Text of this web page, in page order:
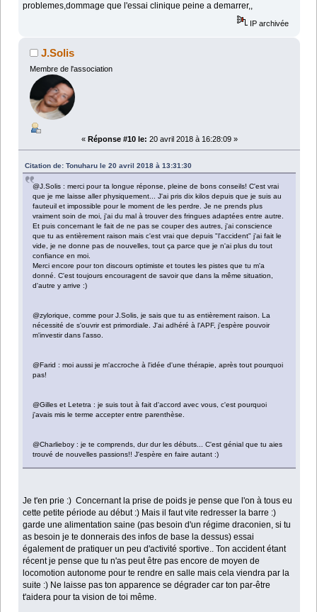
problemes,dommage que l'essai clinique peine a demarrer,,
IP archivée
J.Solis
Membre de l'association
« Réponse #10 le: 20 avril 2018 à 16:28:09 »
Citation de: Tonuharu le 20 avril 2018 à 13:31:30
@J.Solis : merci pour ta longue réponse, pleine de bons conseils! C'est vrai
que je me laisse aller physiquement... J'ai pris dix kilos depuis que je suis au
fauteuil et impossible pour le moment de les perdre. Je ne prends plus
vraiment soin de moi, j'ai du mal à trouver des fringues adaptées entre autre.
Et puis concernant le fait de ne pas se couper des autres, j'ai conscience
que tu as entièrement raison mais c'est vrai que depuis "l'accident" j'ai fait le
vide, je ne donne pas de nouvelles, tout ça parce que je n'ai plus du tout
confiance en moi.
Merci encore pour ton discours optimiste et toutes les pistes que tu m'a
donné. C'est toujours encouragent de savoir que dans la même situation,
d'autre y arrive :)
@zylorique, comme pour J.Solis, je sais que tu as entièrement raison. La
nécessité de s'ouvrir est primordiale. J'ai adhéré à l'APF, j'espère pouvoir
m'investir dans l'asso.
@Farid : moi aussi je m'accroche à l'idée d'une thérapie, après tout pourquoi
pas!
@Gilles et Letetra : je suis tout à fait d'accord avec vous, c'est pourquoi
j'avais mis le terme accepter entre parenthèse.
@Charlieboy : je te comprends, dur dur les débuts... C'est génial que tu aies
trouvé de nouvelles passions!! J'espère en faire autant :)
Je t'en prie :) Concernant la prise de poids je pense que l'on à tous eu
cette petite période au début :) Mais il faut vite redresser la barre :)
garde une alimentation saine (pas besoin d'un régime draconien, si tu
as besoin je te donnerais des infos de base la dessus) essai
également de pratiquer un peu d'activité sportive.. Ton accident étant
récent je pense que tu n'as peut être pas encore de moyen de
locomotion autonome pour te rendre en salle mais cela viendra par la
suite :) Ne laisse pas ton apparence se dégrader car ton par-être
t'aidera pour ta vision de toi même.